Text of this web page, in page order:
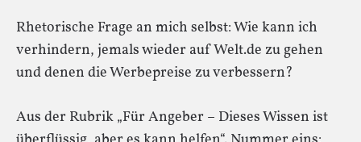
Rhetorische Frage an mich selbst: Wie kann ich
verhindern, jemals wieder auf Welt.de zu gehen
und denen die Werbepreise zu verbessern?
Aus der Rubrik „Für Angeber – Dieses Wissen ist